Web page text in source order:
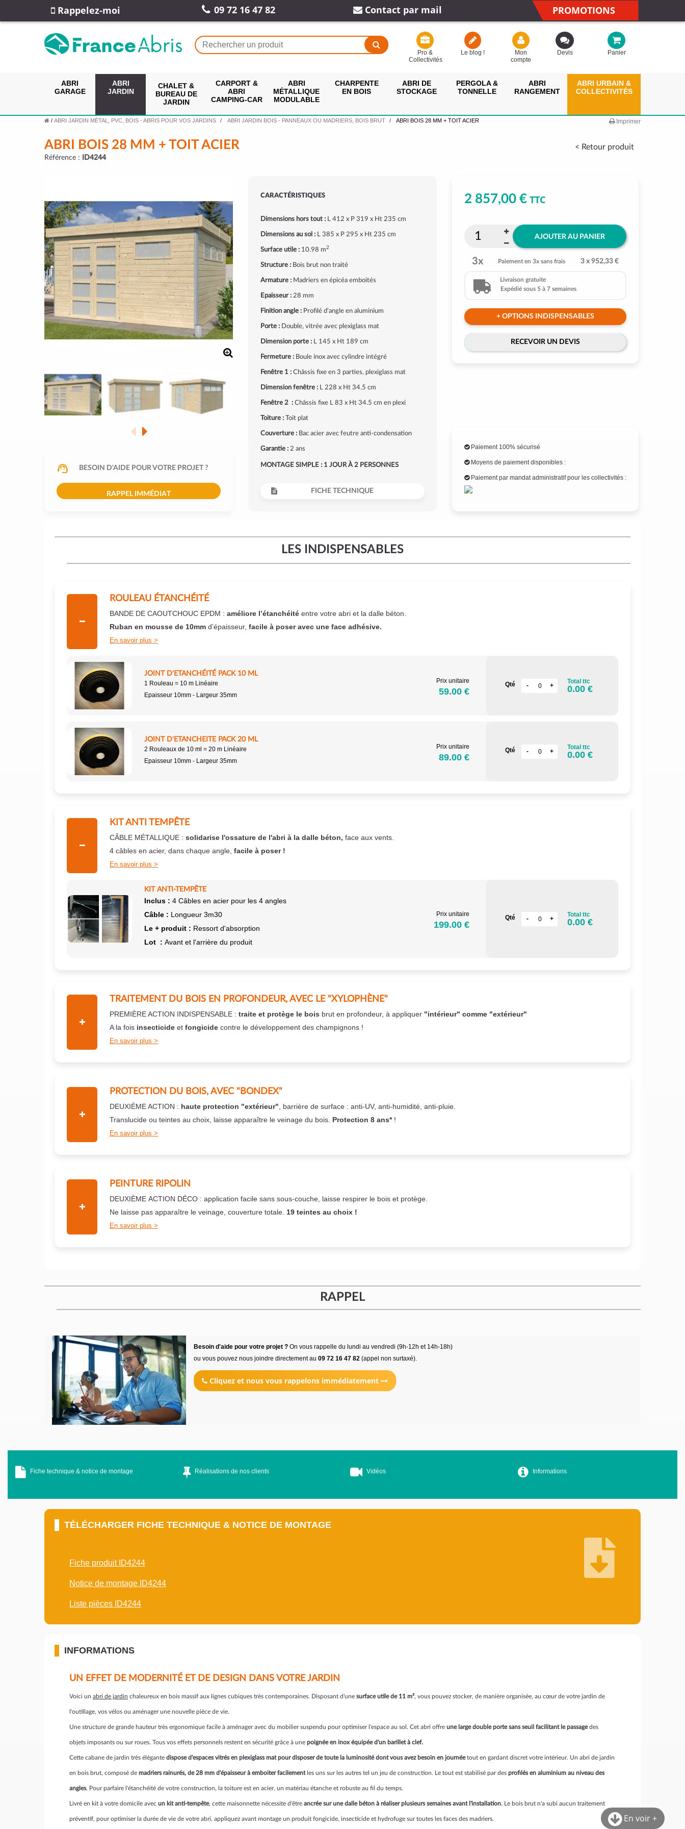
Rappelez-moi 09 72 16 47 82 Contact par mail PROMOTIONS
Pro &
Collectivités
Le blog !
Mon
compte
Devis Panier
ABRI
GARAGE
ABRI
JARDIN
CHALET &
BUREAU DE
JARDIN
CARPORT &
ABRI
CAMPING-CAR
ABRI
MÉTALLIQUE
MODULABLE
CHARPENTE
EN BOIS
ABRI DE
STOCKAGE
PERGOLA &
TONNELLE
ABRI
RANGEMENT
ABRI URBAIN &
COLLECTIVITÉS
/ ABRI JARDIN MÉTAL, PVC, BOIS - ABRIS POUR VOS JARDINS ABRI JARDIN BOIS - PANNEAUX OU MADRIERS, BOIS BRUT ABRI BOIS 28 MM + TOIT ACIER Imprimer
< Retour produit
ABRI BOIS 28 MM + TOIT ACIER
Référence : ID4244
BESOIN D'AIDE POUR VOTRE PROJET ?
RAPPEL IMMÉDIAT
CARACTÉRISTIQUES
Dimensions hors tout :L 412 x P 319 x Ht 235 cm
Dimensions au sol :L 385 x P 295 x Ht 235 cm
Surface utile : 10.98 m2
Structure :Bois brut non traité
Armature :Madriers en épicéa emboités
Epaisseur :28 mm
Finition angle :Profilé d'angle en aluminium
Porte : Double, vitrée avec plexiglass mat
Dimension porte :L 145 x Ht 189 cm
Fermeture :Boule inox avec cylindre intégré
Fenêtre 1 :Châssis fixe en 3 parties, plexiglass mat
Dimension fenêtre :L 228 x Ht 34.5 cm
Fenêtre 2 : Châssis fixe L 83 x Ht 34.5 cm en plexi
Toiture : Toit plat
Couverture : Bac acier avec feutre anti-condensation
Garantie :2 ans
MONTAGE SIMPLE : 1 JOUR À 2 PERSONNES
FICHE TECHNIQUE
2 857,00 €TTC
AJOUTER AU PANIER
3x Paiement en 3x sans frais 3 x 952,33 €
Livraison gratuite
Expédié sous 5 à 7 semaines
+ OPTIONS INDISPENSABLES
RECEVOIR UN DEVIS
Paiement 100% sécurisé
Moyens de paiement disponibles :
Paiement par mandat administratif pour les collectivités :
LES INDISPENSABLES
ROULEAU ÉTANCHÉITÉ
BANDE DE CAOUTCHOUC EPDM : améliore l’étanchéité entre votre abri et la dalle béton.
Ruban en mousse de 10mm d’épaisseur, facile à poser avec une face adhésive.
En savoir plus
JOINT D'ETANCHÉITÉ PACK 10 ML
1 Rouleau = 10 m Linéaire
Epaisseur 10mm - Largeur 35mm
Prix unitaire
59.00 €
Qté Total ttc
0.00 €
JOINT D'ETANCHEITE PACK 20 ML
2 Rouleaux de 10 ml = 20 m Linéaire
Epaisseur 10mm - Largeur 35mm
Prix unitaire
89.00 €
Qté Total ttc
0.00 €
KIT ANTI TEMPÊTE
CÂBLE MÉTALLIQUE : solidarise l'ossature de l'abri à la dalle béton, face aux vents.
4 câbles en acier, dans chaque angle, facile à poser !
En savoir plus
KIT ANTI-TEMPÊTE
Inclus : 4 Câbles en acier pour les 4 angles
Câble : Longueur 3m30
Le + produit : Ressort d'absorption
Lot : Avant et l'arrière du produit
Prix unitaire
199.00 €
Qté Total ttc
0.00 €
TRAITEMENT DU BOIS EN PROFONDEUR, AVEC LE "XYLOPHÈNE"
PREMIÈRE ACTION INDISPENSABLE : traite et protège le bois brut en profondeur, à appliquer "intérieur" comme "extérieur"
A la fois insecticide et fongicide contre le développement des champignons !
En savoir plus
PROTECTION DU BOIS, AVEC "BONDEX"
DEUXIÈME ACTION : haute protection "extérieur" , barrière de surface : anti-UV, anti-humidité, anti-pluie.
Translucide ou teintes au choix, laisse apparaître le veinage du bois. Protection 8 ans*!
En savoir plus
PEINTURE RIPOLIN
DEUXIÈME ACTION DÉCO : application facile sans sous-couche, laisse respirer le bois et protège.
Ne laisse pas apparaître le veinage, couverture totale. 19 teintes au choix !
En savoir plus
RAPPEL
Besoin d'aide pour votre projet ?On vous rappelle du lundi au vendredi (9h-12h et 14h-18h)
ou vous pouvez nous joindre directement au 09 72 16 47 82(appel non surtaxé).
Cliquez et nous vous rappelons immédiatement
En voir +
Fiche technique & notice de montage Réalisations de nos clients Vidéos Informations
TÉLÉCHARGER FICHE TECHNIQUE & NOTICE DE MONTAGE
Fiche produit ID4244
Notice de montage ID4244
Liste pièces ID4244
INFORMATIONS
UN EFFET DE MODERNITÉ ET DE DESIGN DANS VOTRE JARDIN
Voici un abri de jardin chaleureux en bois massif aux lignes cubiques très contemporaines. Disposant d'une surface utile de 11 m², vous pouvez stocker, de manière organisée, au cœur de votre jardin de
l'outillage, vos vélos ou aménager une nouvelle pièce de vie.
Une structure de grande hauteur très ergonomique facile à aménager avec du mobilier suspendu pour optimiser l'espace au sol. Cet abri offre une large double porte sans seuil facilitant le passagedes
objets imposants ou sur roues. Tous vos effets personnels restent en sécurité grâce à une poignée en inox équipée d'un barillet à clef.
Cette cabane de jardin très élégante dispose d'espaces vitrés en plexiglass mat pour disposer de toute la luminosité dont vous avez besoin en journéetout en gardant discret votre intérieur. Un abri de jardin
en bois brut, composé de madriers rainurés, de 28 mm d'épaisseur à emboiter facilementles uns sur les autres tel un jeu de construction. Le tout est stabilisé par des profilés en aluminium au niveau des
angles. Pour parfaire l'étanchéité de votre construction, la toiture est en acier, un matériau étanche et robuste au fil du temps.
Livré en kit à votre domicile avec un kit anti-tempête, cette maisonnette nécessite d'être ancrée sur une dalle béton à réaliser plusieurs semaines avant l'installation. Le bois brut n'a subi aucun traitement
préventif, pour optimiser la durée de vie de votre abri, appliquez avant montage un produit fongicide, insecticide et hydrofuge sur toutes les faces des madriers.